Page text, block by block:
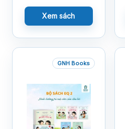
Xem sách
GNH Books